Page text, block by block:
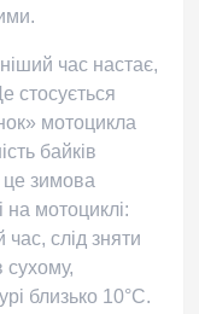
час настає,
стосується
мотоцикла
байків
зимова
на мотоциклі:
слід зняти
сухому,
близько 10°C.